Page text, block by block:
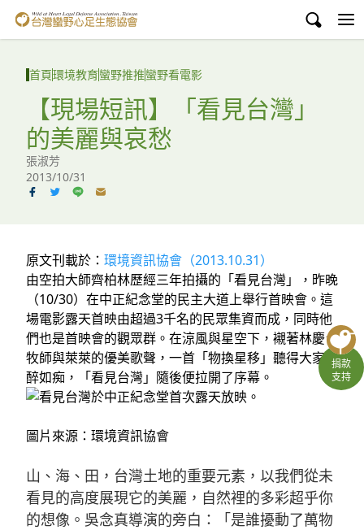
台灣蠻野心足生態協會
議題與行動
環境教育
白海豚媽祖宮
English
臉書
YouTube
捐款
支持
首頁環境教育蠻野推推蠻野看電影
【現場短訊】「看見台灣」
的美麗與哀愁
張淑芳
2013/10/31
原文刊載於： 環境資訊協會（2013.10.31）
由空拍大師齊柏林歷經三年拍攝的「看見台灣」，昨晚
（10/30）在中正紀念堂的民主大道上舉行首映會。這
場電影露天首映由超過3千名的民眾集資而成，同時他
們也是首映會的觀眾群。在涼風與星空下，襯著林慶台
牧師與萊萊的優美歌聲，一首「物換星移」聽得大家如
醉如痴，「看見台灣」隨後便拉開了序幕。
圖片來源：環境資訊協會
山、海、田，台灣土地的重要元素，以我們從未
看見的高度展現它的美麗，自然裡的多彩超乎你
的想像。吳念真導演的旁白：「是誰擾動了萬物